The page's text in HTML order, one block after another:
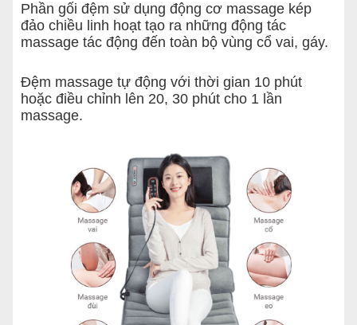
Phần gối đệm sử dụng động cơ massage kép
đảo chiều linh hoạt tạo ra những động tác
massage tác động đến toàn bộ vùng cổ vai, gáy.
Đệm massage tự động với thời gian 10 phút
hoặc điều chỉnh lên 20, 30 phút cho 1 lần
massage.